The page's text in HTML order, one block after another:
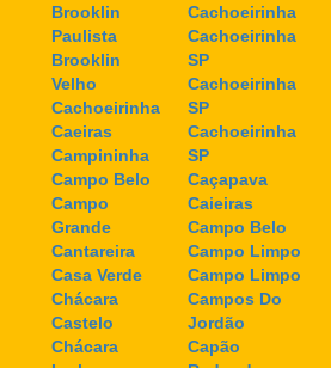
Brooklin
Paulista
Brooklin
Velho
Cachoeirinha
Caeiras
Campininha
Campo Belo
Campo
Grande
Cantareira
Casa Verde
Chácara
Castelo
Chácara
Cachoeirinha
Cachoeirinha
SP
Cachoeirinha
SP
Cachoeirinha
SP
Caçapava
Caieiras
Campo Belo
Campo Limpo
Campo Limpo
Campos Do
Jordão
Capão